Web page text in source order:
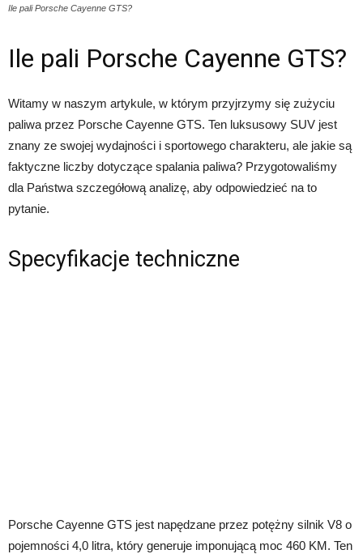
Ile pali Porsche Cayenne GTS?
Ile pali Porsche Cayenne GTS?
Witamy w naszym artykule, w którym przyjrzymy się zużyciu
paliwa przez Porsche Cayenne GTS. Ten luksusowy SUV jest
znany ze swojej wydajności i sportowego charakteru, ale jakie są
faktyczne liczby dotyczące spalania paliwa? Przygotowaliśmy
dla Państwa szczegółową analizę, aby odpowiedzieć na to
pytanie.
Specyfikacje techniczne
Porsche Cayenne GTS jest napędzane przez potężny silnik V8 o
pojemności 4,0 litra, który generuje imponującą moc 460 KM. Ten